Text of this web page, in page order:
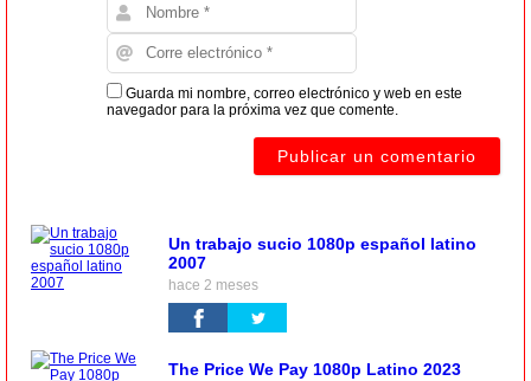
Guarda mi nombre, correo electrónico y web en este
navegador para la próxima vez que comente.
Un trabajo sucio 1080p español latino
2007
hace 2 meses
The Price We Pay 1080p Latino 2023